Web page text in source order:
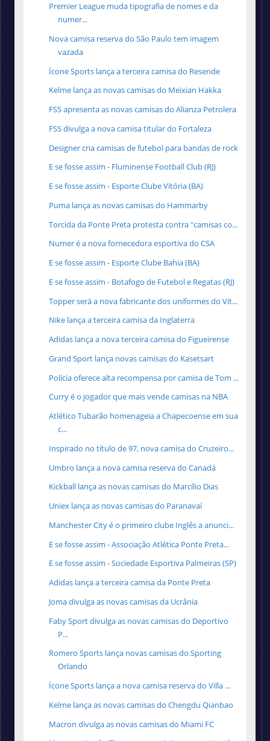
Premier League muda tipografia de nomes e da
numer...
Nova camisa reserva do São Paulo tem imagem
vazada
Ícone Sports lança a terceira camisa do Resende
Kelme lança as novas camisas do Meixian Hakka
FSS apresenta as novas camisas do Alianza Petrolera
FSS divulga a nova camisa titular do Fortaleza
Designer cria camisas de futebol para bandas de rock
E se fosse assim - Fluminense Football Club (RJ)
E se fosse assim - Esporte Clube Vitória (BA)
Puma lança as novas camisas do Hammarby
Torcida da Ponte Preta protesta contra "camisas co...
Numer é a nova fornecedora esportiva do CSA
E se fosse assim - Esporte Clube Bahia (BA)
E se fosse assim - Botafogo de Futebol e Regatas (RJ)
Topper será a nova fabricante dos uniformes do Vit...
Nike lança a terceira camisa da Inglaterra
Adidas lança a nova terceira camisa do Figueirense
Grand Sport lança novas camisas do Kasetsart
Polícia oferece alta recompensa por camisa de Tom ...
Curry é o jogador que mais vende camisas na NBA
Atlético Tubarão homenageia a Chapecoense em sua
c...
Inspirado no título de 97, nova camisa do Cruzeiro...
Umbro lança a nova camisa reserva do Canadá
Kickball lança as novas camisas do Marcílio Dias
Uniex lança as novas camisas do Paranavaí
Manchester City é o primeiro clube Inglês a anunci...
E se fosse assim - Associação Atlética Ponte Preta...
E se fosse assim - Sociedade Esportiva Palmeiras (SP)
Adidas lança a terceira camisa da Ponte Preta
Joma divulga as novas camisas da Ucrânia
Faby Sport divulga as novas camisas do Deportivo
P...
Romero Sports lança novas camisas do Sporting
Orlando
Ícone Sports lança a nova camisa reserva do Villa ...
Kelme lança as novas camisas do Chengdu Qianbao
Macron divulga as novas camisas do Miami FC